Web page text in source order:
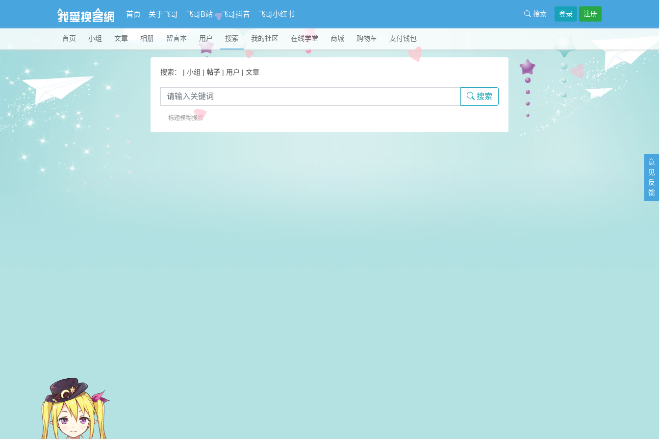
首页 关于飞哥 飞哥B站 飞哥抖音 飞哥小红书 搜索 登录 注册
首页 小组 文章 相册 留言本 用户 搜索 我的社区 在线学堂 商城 购物车 支付钱包
搜索： | 小组 | 帖子 | 用户 | 文章
搜索
标题模糊搜索
意
见
反
馈